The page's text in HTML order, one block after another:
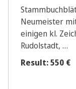
Neumeister
einigen kl.
Rudolstadt, …
Result: 550 €